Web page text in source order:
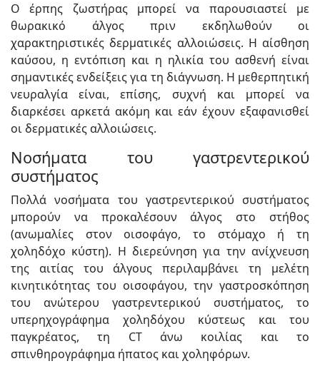
Ο έρπης ζωστήρας μπορεί να παρουσιαστεί με
θωρακικό άλγος πριν εκδηλωθούν οι
χαρακτηριστικές δερματικές αλλοιώσεις. Η αίσθηση
καύσου, η εντόπιση και η ηλικία του ασθενή είναι
σημαντικές ενδείξεις για τη διάγνωση. Η μεθερπητική
νευραλγία είναι, επίσης, συχνή και μπορεί να
διαρκέσει αρκετά ακόμη και εάν έχουν εξαφανισθεί
οι δερματικές αλλοιώσεις.
Νοσήματα του γαστρεντερικού
συστήματος
Πολλά νοσήματα του γαστρεντερικού συστήματος
μπορούν να προκαλέσουν άλγος στο στήθος
(ανωμαλίες στον οισοφάγο, το στόμαχο ή τη
χοληδόχο κύστη). Η διερεύνηση για την ανίχνευση
της αιτίας του άλγους περιλαμβάνει τη μελέτη
κινητικότητας του οισοφάγου, την γαστροσκόπηση
του ανώτερου γαστρεντερικού συστήματος, το
υπερηχογράφημα χοληδόχου κύστεως και του
παγκρέατος, τη CT άνω κοιλίας και το
σπινθηρογράφημα ήπατος και χοληφόρων.